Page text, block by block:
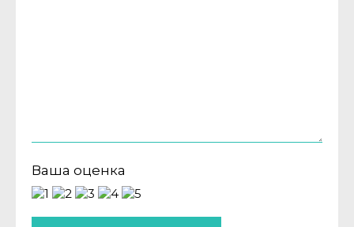
Ваша оценка